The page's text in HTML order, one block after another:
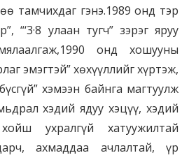
тамчихдаг гэнэ.1989 онд тэр
“‘3·8 улаан тугч” зэрэг яруу
онд хошууны
эмэгтэй” хөхүүллийг хүртэж,
хэмээн байнга магтуулж
хэдий ядуу хэцүү, хэдий
ухралгүй хатуужилтай
ахмаддаа ачлалтай, үр